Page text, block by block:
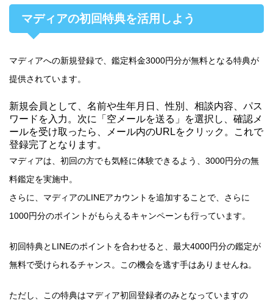
マディアの初回特典を活用しよう
マディアへの新規登録で、 鑑定料金3000円分が無料となる特典が
提供されています。
新規会員として、名前や生年月日、性別、相談内容、パス
ワードを入力。次に「空メールを送る」を選択し、確認メ
ールを受け取ったら、メール内のURLをクリック。これで
登録完了となります。
マディアは、初回の方でも気軽に体験できるよう、3000円分の無
料鑑定を実施中。
さらに、 マディアのLINEアカウントを追加することで、さらに
1000円分のポイントがもらえるキャンペーンも行っています。
初回特典とLINEのポイントを合わせると、 最大4000円分の鑑定が
無料で受けられるチャンス。この機会を逃す手はありませんね。
ただし、 この特典はマディア初回登録者のみとなっていますの